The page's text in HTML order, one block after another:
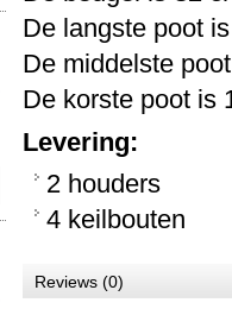
De langste poot
De middelste
De korste poot is
Levering:
2 houders
4 keilbouten
Reviews (0)